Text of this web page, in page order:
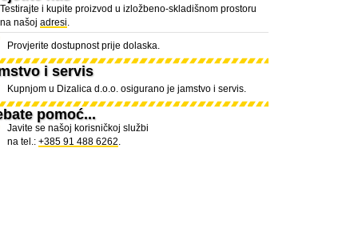
Testirajte i kupite proizvod u izložbeno-skladišnom prostoru
na našoj adresi
Provjerite dostupnost prije dolaska.
i servis
Kupnjom u Dizalica d.o.o. osigurano je jamstvo i servis.
pomoć...
Javite se našoj korisničkoj službi
na tel.: +385 91 488 6262